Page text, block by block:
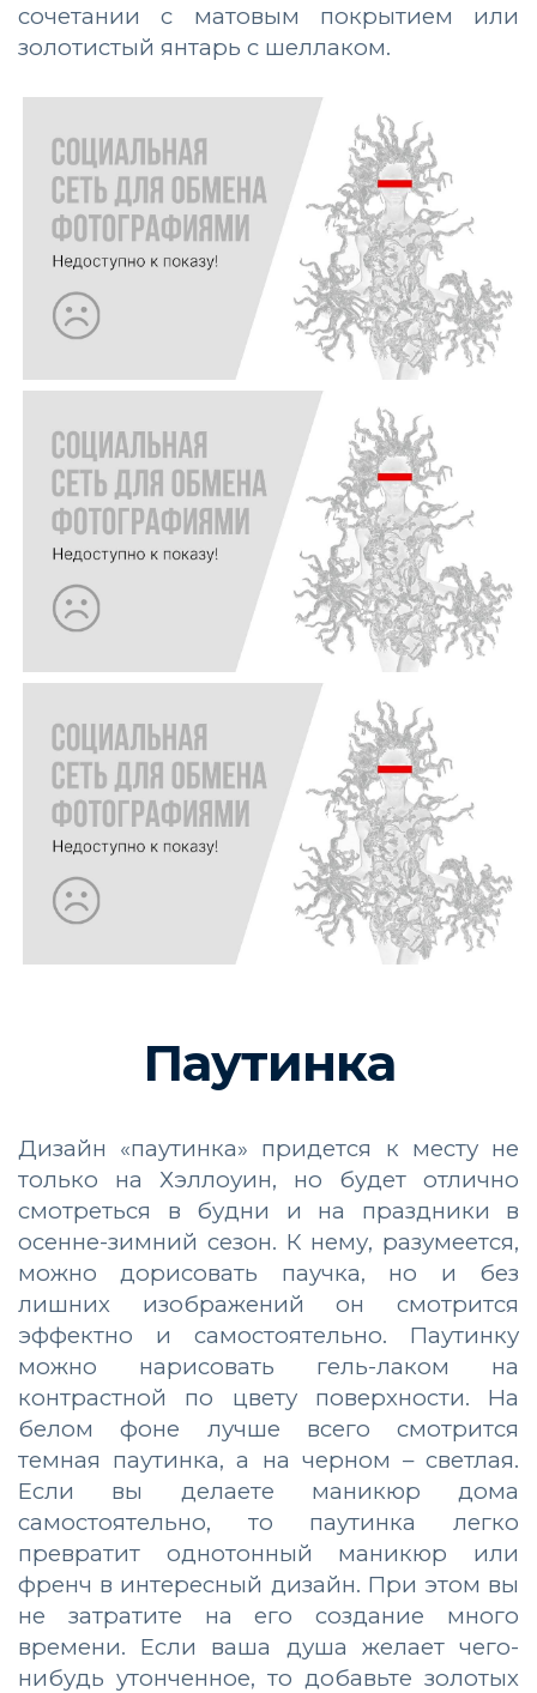
сочетании с матовым покрытием или
золотистый янтарь с шеллаком.
Паутинка
Дизайн «паутинка» придется к месту не
только на Хэллоуин, но будет отлично
смотреться в будни и на праздники в
осенне-зимний сезон. К нему, разумеется,
можно дорисовать паучка, но и без
лишних изображений он смотрится
эффектно и самостоятельно. Паутинку
можно нарисовать гель-лаком на
контрастной по цвету поверхности. На
белом фоне лучше всего смотрится
темная паутинка, а на черном – светлая.
Если вы делаете маникюр дома
самостоятельно, то паутинка легко
превратит однотонный маникюр или
френч в интересный дизайн. При этом вы
не затратите на его создание много
времени. Если ваша душа желает чего-
нибудь утонченное, то добавьте золотых